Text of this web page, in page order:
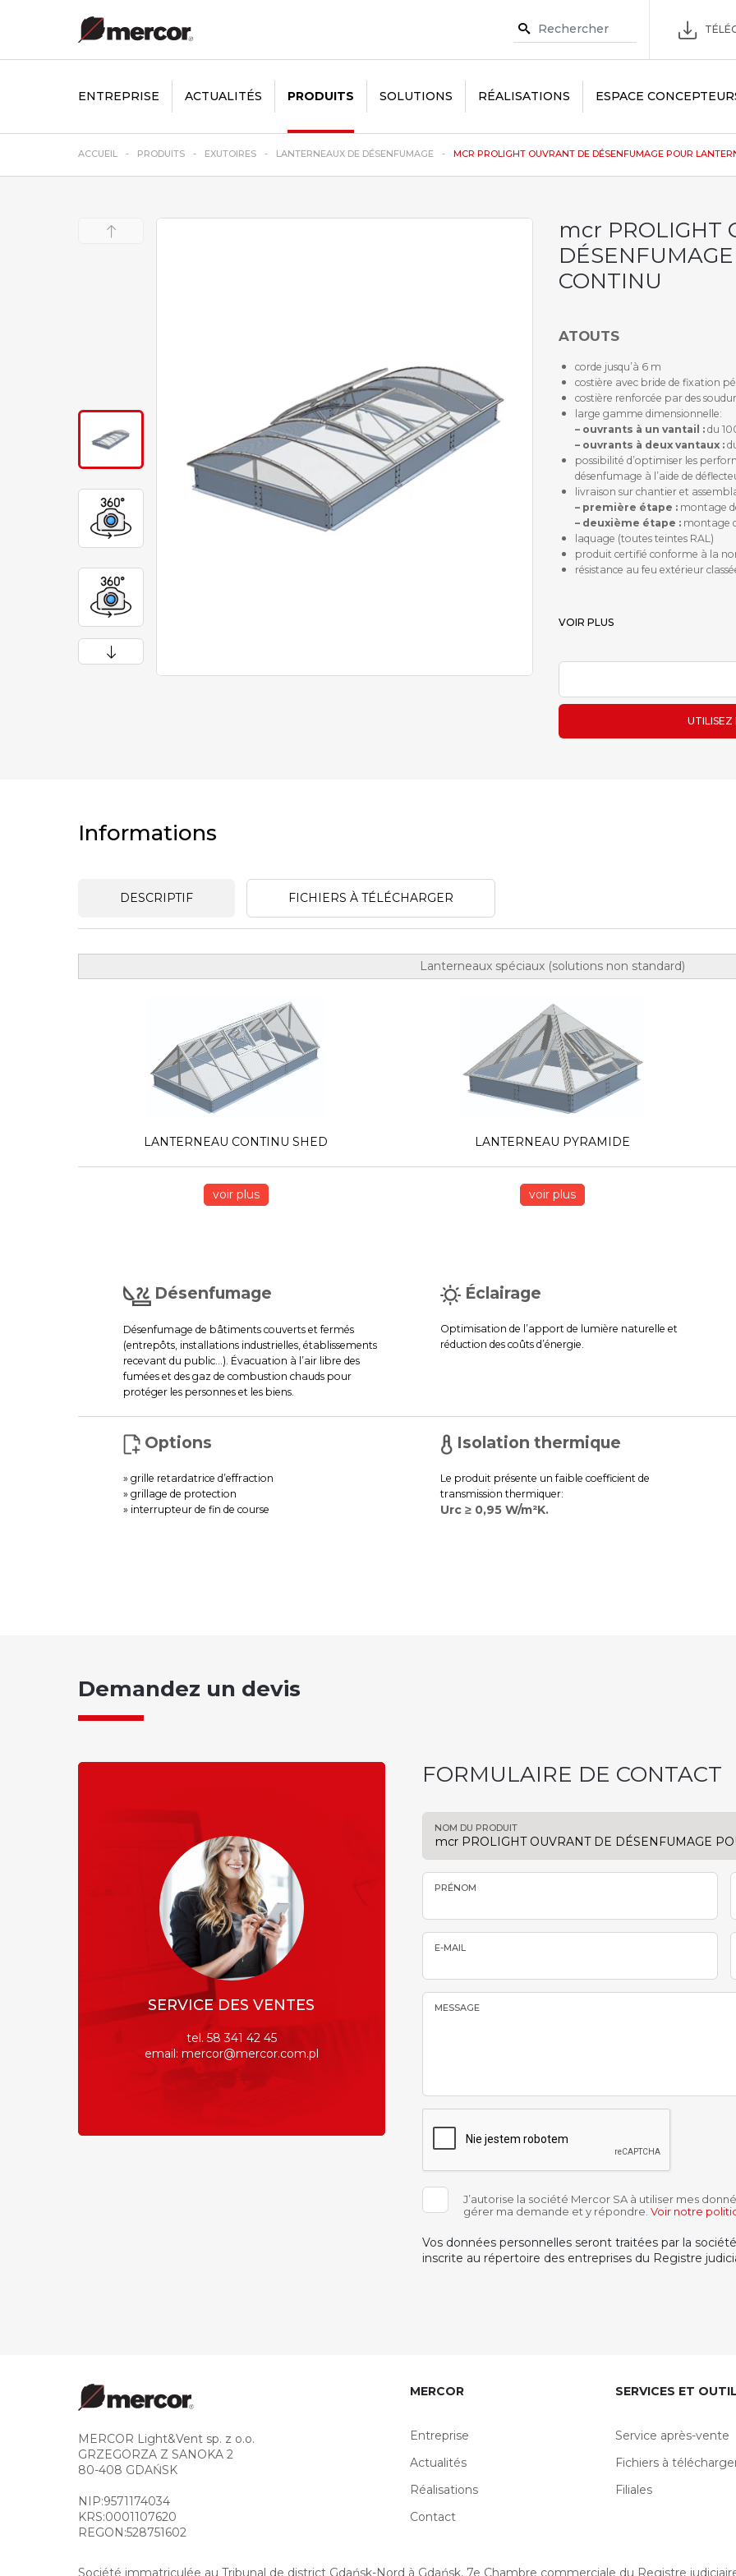
ENTREPRISE ACTUALITÉS PRODUITS SOLUTIONS RÉALISATIONS ESPACE
ACCUEIL PRODUITS EXUTOIRES LANTERNEAUX DE DÉSENFUMAGE MCR PROLIGHT OUVRANT DE DÉSENFUMAGE POUR
mcr PROLIGHT
CONTINU
ATOUTS
corde jusqu’à 6 m
costière avec bride de fixation
costière renforcée par des
large gamme dimensionnelle:
– ouvrants à un vantail :du
– ouvrants à deux vantaux :
possibilité d’optimiser les
désenfumage à l’aide de
livraison sur chantier et
– première étape :montage
– deuxième étape : montage
laquage (toutes teintes RAL)
produit certifié conforme à la
résistance au feu extérieur
VOIR PLUS
UTILISEZ
Informations
DESCRIPTIF FICHIERS À TÉLÉCHARGER
Lanterneaux spéciaux (solutions non standard)
LANTERNEAU CONTINU SHED LANTERNEAU PYRAMIDE
voir plus voir plus
Désenfumage
Désenfumage de bâtiments couverts et fermés
(entrepôts, installations industrielles, établissements
recevant du public…). Évacuation à l’air libre des
fumées et des gaz de combustion chauds pour
protéger les personnes et les biens.
Éclairage
Optimisation de l’apport de lumière naturelle et
réduction des coûts d’énergie.
Options
» grille retardatrice d’effraction
» grillage de protection
» interrupteur de fin de course
Isolation thermique
Le produit présente un faible coefficient de
transmission thermiquer:
Urc ≥ 0,95 W/m²K.
Demandez un devis
SERVICE DES VENTES
tel. 58 341 42 45
email: mercor@mercor.com.pl
FORMULAIRE DE CONTACT
NOM DU PRODUIT
PRÉNOM
E-MAIL
MESSAGE
J’autorise la société Mercor SA à utiliser mes
gérer ma demande et y répondre.Voir notre
Vos données personnelles seront traitées par la
inscrite au répertoire des entreprises du Registre
MERCOR Light&Vent sp. z o.o.
GRZEGORZA Z SANOKA 2
80-408 GDAŃSK
NIP:9571174034
KRS:0001107620
REGON:528751602
MERCOR
Entreprise
Actualités
Réalisations
Contact
SERVICES ET
Service après-vente
Fichiers à
Filiales
Société immatriculée au Tribunal de district Gdańsk-Nord à Gdańsk, 7e Chambre commerciale du Registre